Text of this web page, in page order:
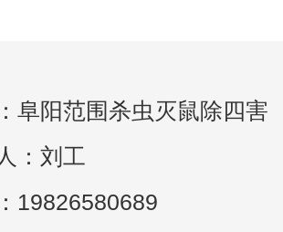
阜阳范围杀虫灭鼠除四害
：刘工
19826580689